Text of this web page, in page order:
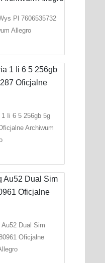
Pl 7606535732
Allegro
Ii 6 5 256gb 5g
Archiwum
Dual Sim
Oficjalne